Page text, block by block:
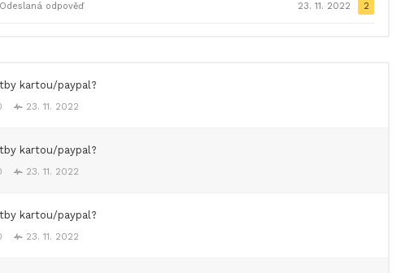
Odeslaná odpověď 23. 11. 2022 2
kartou/paypal?
23. 11. 2022
kartou/paypal?
23. 11. 2022
kartou/paypal?
23. 11. 2022